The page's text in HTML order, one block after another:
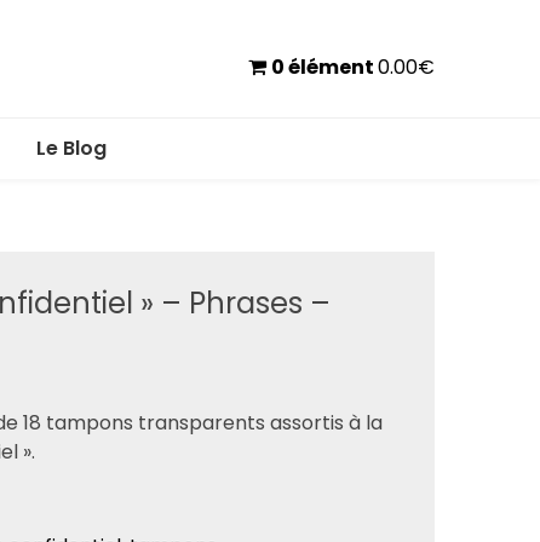
0 élément0.00€
Le Blog
» – Phrases –
18 tampons transparents assortis à la
».